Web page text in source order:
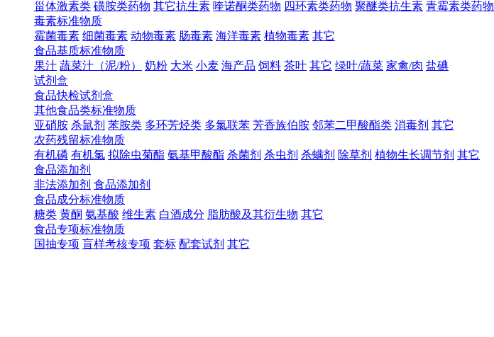
甾体激素类 磺胺类药物 其它抗生素 喹诺酮类药物 四环素类药物 聚醚类抗生素 青霉素类药物
毒素标准物质
霉菌毒素 细菌毒素 动物毒素 肠毒素 海洋毒素 植物毒素 其它
食品基质标准物质
果汁 蔬菜汁（泥/粉） 奶粉 大米 小麦 海产品 饲料 茶叶 其它 绿叶/蔬菜 家禽/肉 盐碘
试剂盒
食品快检试剂盒
其他食品类标准物质
亚硝胺 杀鼠剂 苯胺类 多环芳烃类 多氯联苯 芳香族伯胺 邻苯二甲酸酯类 消毒剂 其它
农药残留标准物质
有机磷 有机氯 拟除虫菊酯 氨基甲酸酯 杀菌剂 杀虫剂 杀螨剂 除草剂 植物生长调节剂 其它
食品添加剂
非法添加剂 食品添加剂
食品成分标准物质
糖类 黄酮 氨基酸 维生素 白酒成分 脂肪酸及其衍生物 其它
食品专项标准物质
国抽专项 盲样考核专项 套标 配套试剂 其它